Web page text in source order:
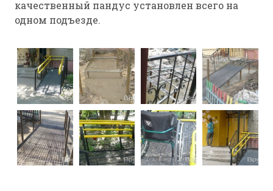
качественный пандус установлен всего на
одном подъезде.